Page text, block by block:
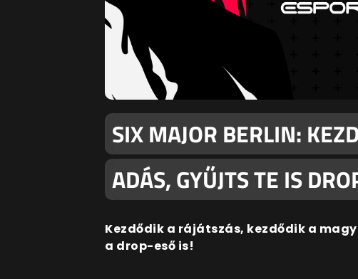
SIX MAJOR BERLIN:
ADÁS, GYŰJTS TE IS
Kezdődik a rájátszás, kezdődik a
a drop-eső is!